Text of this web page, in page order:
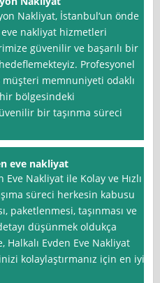
Nakliyat, İstanbul‘un önde
nakliyat hizmetleri
güvenilir ve başarılı bir
Profesyonel
memnuniyeti odaklı
bölgesindeki
bir taşınma süreci
eve nakliyat
Eve Nakliyat ile Kolay ve Hızlı
süreci herkesin kabusu
paketlenmesi, taşınması ve
düşünmek oldukça
Halkalı Evden Eve Nakliyat
kolaylaştırmanız için en iyi